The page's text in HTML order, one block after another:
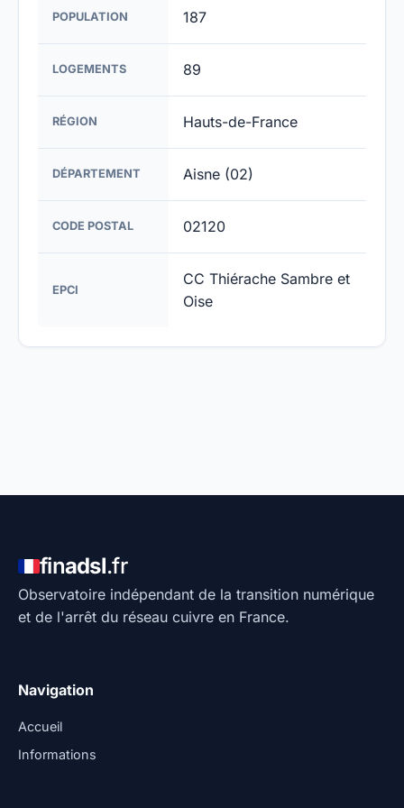
POPULATION 187
LOGEMENTS 89
RÉGION Hauts-de-France
DÉPARTEMENT Aisne (02)
CODE POSTAL 02120
EPCI
CC Thiérache Sambre et
Oise
finadsl.fr
Observatoire indépendant de la transition numérique
et de l'arrêt du réseau cuivre en France.
Navigation
Accueil
Informations